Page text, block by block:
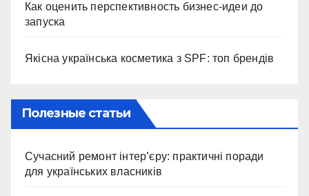
Как оценить перспективность бизнес-идеи до
запуска
Якісна українська косметика з SPF: топ брендів
Полезные статьи
Сучасний ремонт інтер’єру: практичні поради
для українських власників